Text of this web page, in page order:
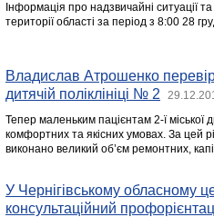
Інформація про надзвичайні ситуації
території області за період з 8:00 28
Владислав Атрошенко
дитячій поліклініці № 2
Тепер маленьким пацієнтам 2-ї міської
комфортних та якісних умовах. За цей
виконано великий об’єм ремонтних,
У Чернігівському обласному
консультаційний